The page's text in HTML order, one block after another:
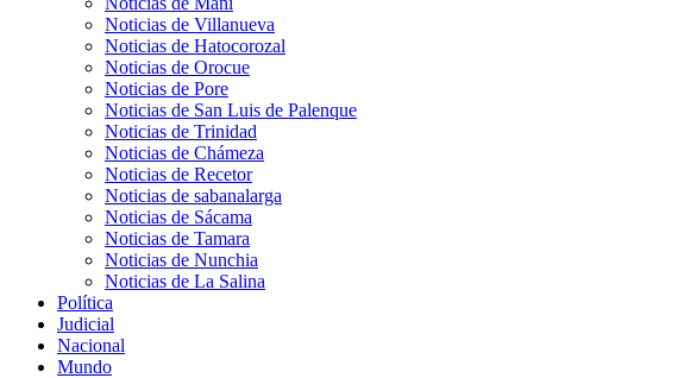
Noticias de Villanueva
Noticias de Hatocorozal
Noticias de Orocue
Noticias de Pore
Noticias de San Luis de Palenque
Noticias de Trinidad
Noticias de Chámeza
Noticias de Recetor
Noticias de sabanalarga
Noticias de Sácama
Noticias de Tamara
Noticias de Nunchia
Noticias de La Salina
Política
Judicial
Nacional
Mundo